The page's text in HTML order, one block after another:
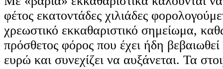
φέτος εκατοντάδες χιλιάδες
χρεωστικό εκκαθαριστικό σημείωμα,
πρόσθετος φόρος που έχει ήδη
ευρώ και συνεχίζει να αυξάνεται. Τα